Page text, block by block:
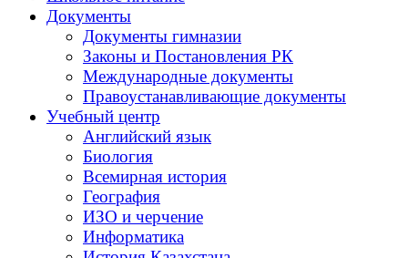
Документы
Документы гимназии
Законы и Постановления РК
Международные документы
Правоустанавливающие документы
Учебный центр
Английский язык
Биология
Всемирная история
География
ИЗО и черчение
Информатика